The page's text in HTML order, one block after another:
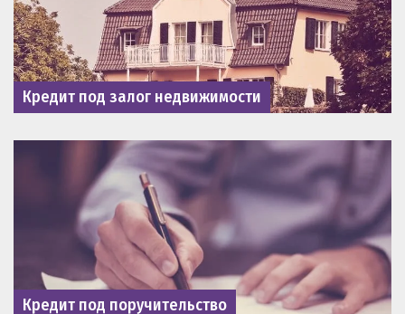
Кредит под залог недвижимости
Кредит под поручительство